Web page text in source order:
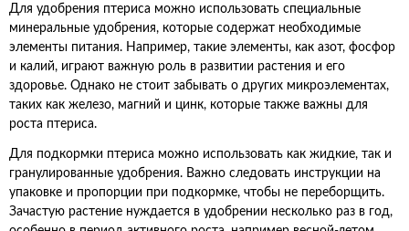
Для удобрения птериса можно использовать специальные
минеральные удобрения, которые содержат необходимые
элементы питания. Например, такие элементы, как азот, фосфор
и калий, играют важную роль в развитии растения и его
здоровье. Однако не стоит забывать о других микроэлементах,
таких как железо, магний и цинк, которые также важны для
роста птериса.
Для подкормки птериса можно использовать как жидкие, так и
гранулированные удобрения. Важно следовать инструкции на
упаковке и пропорции при подкормке, чтобы не переборщить.
Зачастую растение нуждается в удобрении несколько раз в год,